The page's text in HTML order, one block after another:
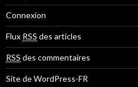
Connexion
Flux RSS des articles
RSS des commentaires
Site de WordPress-FR